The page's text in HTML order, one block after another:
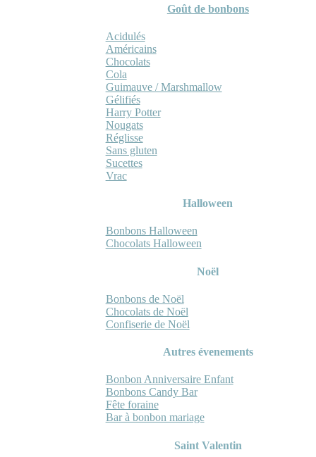
Goût de bonbons
Acidulés
Américains
Chocolats
Cola
Guimauve / Marshmallow
Gélifiés
Harry Potter
Nougats
Réglisse
Sans gluten
Sucettes
Vrac
Halloween
Bonbons Halloween
Chocolats Halloween
Noël
Bonbons de Noël
Chocolats de Noël
Confiserie de Noël
Autres évenements
Bonbon Anniversaire Enfant
Bonbons Candy Bar
Fête foraine
Bar à bonbon mariage
Saint Valentin